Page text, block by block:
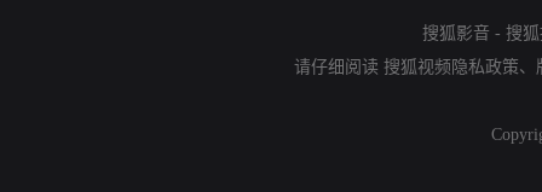
搜狐影音 - 搜
请仔细阅读 搜狐视频隐私政策、